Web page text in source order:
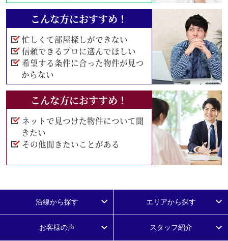
こんな方におすすめ！
忙しくて部屋探しができない
信頼できるプロに選んでほしい
希望する条件に合った物件が見つ
からない
こんな方におすすめ！
ネットで見つけた物件について聞
きたい
その他聞きたいことがある
沿線から探す エリアから探す
お客様の声 スタッフ紹介